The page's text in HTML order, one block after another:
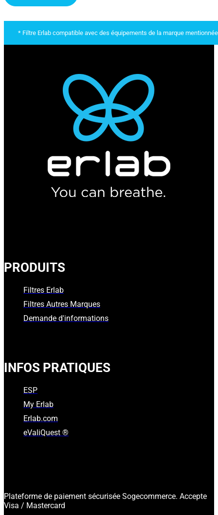
* Filtre Erlab compatible avec des équipements de la marque
PRODUITS
Filtres Erlab
Filtres Autres Marques
Demande d'informations
INFOS PRATIQUES
ESP
My Erlab
Erlab.com
eValiQuest ®
Plateforme de paiement sécurisée Sogecommerce. Accepte
Visa / Mastercard